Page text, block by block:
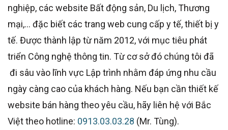
nghiệp, các website Bất động sản, Du lịch, Thương
mại,... đặc biết các trang web cung cấp y tế, thiết bị y
tế. Được thành lập từ năm 2012, với mục tiêu phát
triển Công nghệ thông tin. Từ cơ sở đó chúng tôi đã
đi sâu vào lĩnh vực Lập trình nhằm đáp ứng nhu cầu
ngày càng cao của khách hàng. Nếu bạn cần thiết kế
website bán hàng theo yêu cầu, hãy liên hệ với Bắc
Việt theo hotline: 0913.03.03.28 (Mr. Tùng).